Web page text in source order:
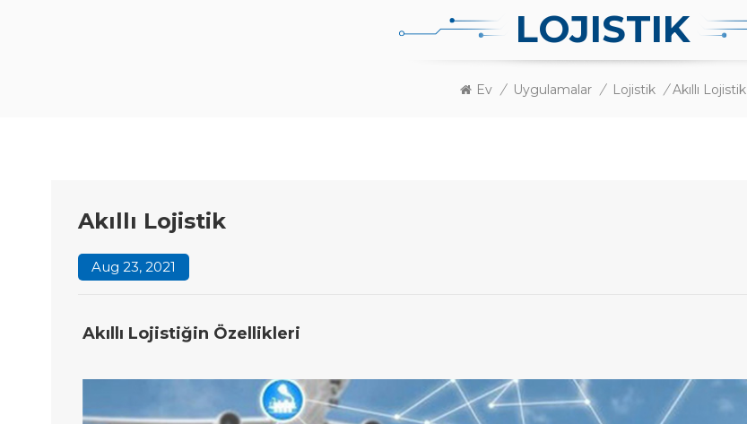
LOJISTIK
Ev / Uygulamalar / Lojistik / Akıllı Lojistik
Akıllı Lojistik
Aug 23, 2021
Akıllı Lojistiğin Özellikleri